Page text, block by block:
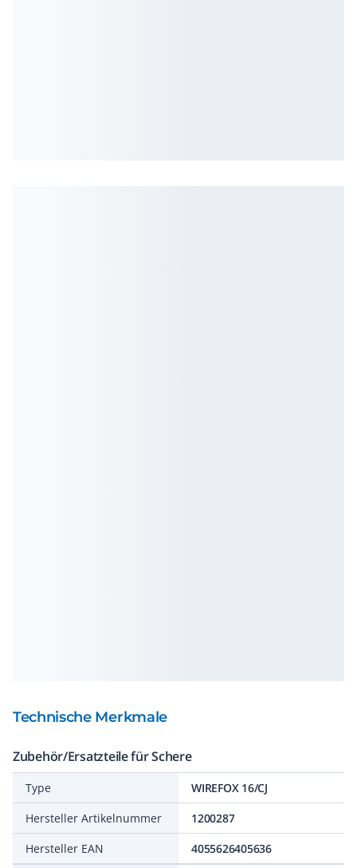
Technische Merkmale
Zubehör/Ersatzteile für Schere
Type
WIREFOX 16/CJ
Hersteller Artikelnummer
1200287
Hersteller EAN
4055626405636